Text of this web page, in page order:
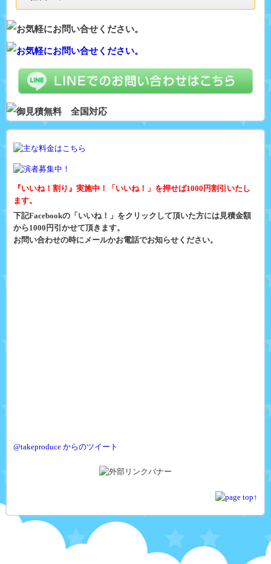
『いいね！割り』実施中！「いいね！」を押せば1000円割引いたし
ます。
下記Facebookの「いいね！」をクリックして頂いた方には見積金額
から1000円引かせて頂きます。
お問い合わせの時にメールかお電話でお知らせください。
@takeproduce からのツイート